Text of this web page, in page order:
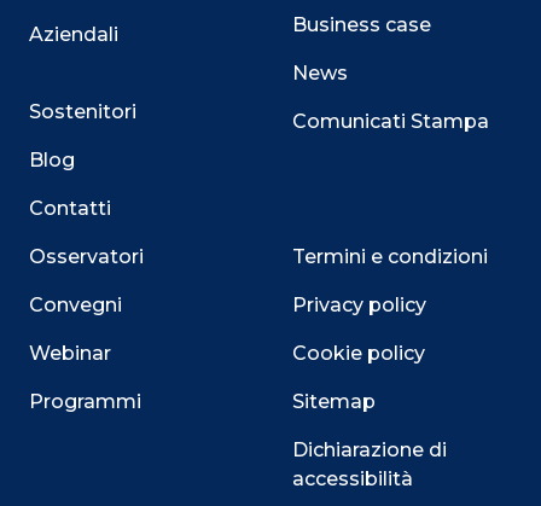
Aziendali
Sostenitori
Blog
Contatti
Osservatori
Convegni
Webinar
Programmi
Business case
News
Comunicati Stampa
Termini e condizioni
Privacy policy
Cookie policy
Sitemap
Dichiarazione di
accessibilità